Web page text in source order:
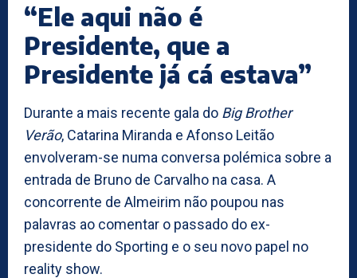
“Ele aqui não é
Presidente, que a
Presidente já cá estava”
Durante a mais recente gala do Big Brother
Verão, Catarina Miranda e Afonso Leitão
envolveram-se numa conversa polémica sobre a
entrada de Bruno de Carvalho na casa. A
concorrente de Almeirim não poupou nas
palavras ao comentar o passado do ex-
presidente do Sporting e o seu novo papel no
reality show.